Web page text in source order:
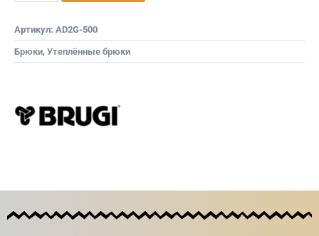
Артикул: AD2G-500
Брюки, Утеплённые брюки